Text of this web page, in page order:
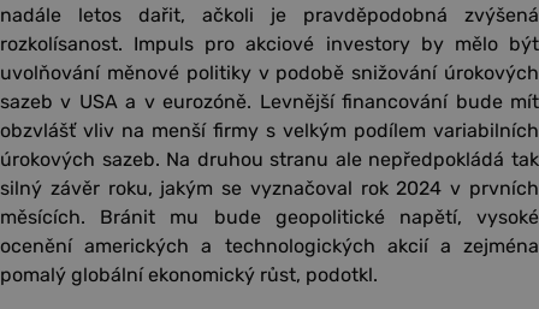
nadále letos dařit, ačkoli je pravděpodobná zvýšená
rozkolísanost. Impuls pro akciové investory by mělo být
uvolňování měnové politiky v podobě snižování úrokových
sazeb v USA a v eurozóně. Levnější financování bude mít
obzvlášť vliv na menší firmy s velkým podílem variabilních
úrokových sazeb. Na druhou stranu ale nepředpokládá tak
silný závěr roku, jakým se vyznačoval rok 2024 v prvních
měsících. Bránit mu bude geopolitické napětí, vysoké
ocenění amerických a technologických akcií a zejména
pomalý globální ekonomický růst, podotkl.